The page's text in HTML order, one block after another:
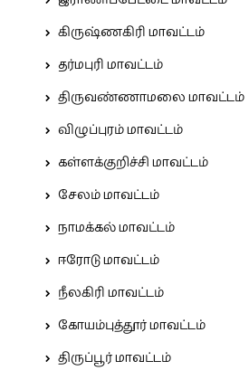
கிருஷ்ணகிரி மாவட்டம்
தர்மபுரி மாவட்டம்
திருவண்ணாமலை மாவட்டம்
விழுப்புரம் மாவட்டம்
கள்ளக்குறிச்சி மாவட்டம்
சேலம் மாவட்டம்
நாமக்கல் மாவட்டம்
ஈரோடு மாவட்டம்
நீலகிரி மாவட்டம்
கோயம்புத்தூர் மாவட்டம்
திருப்பூர் மாவட்டம்